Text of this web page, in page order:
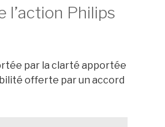
l’action Philips
par la clarté apportée
offerte par un accord